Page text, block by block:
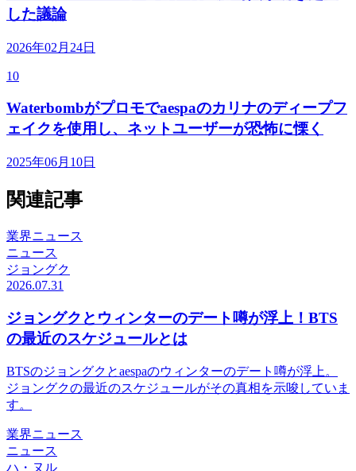
した議論
2026年02月24日
10
Waterbombがプロモでaespaのカリナのディープフ
ェイクを使用し、ネットユーザーが恐怖に慄く
2025年06月10日
関連記事
業界ニュース
ニュース
ジョングク
2026.07.31
ジョングクとウィンターのデート噂が浮上！BTS
の最近のスケジュールとは
BTSのジョングクとaespaのウィンターのデート噂が浮上。
ジョングクの最近のスケジュールがその真相を示唆していま
す。
業界ニュース
ニュース
ハ・ヌル